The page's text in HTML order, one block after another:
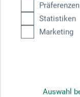
Präferenzen
Statistiken
Marketing
Auswahl
boesner